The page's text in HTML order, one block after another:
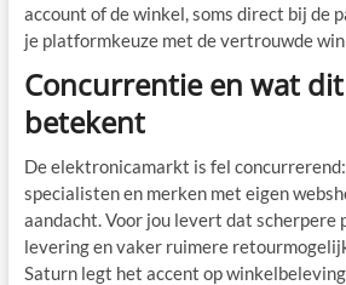
account of de winkel, soms direct bij de
je platformkeuze met de vertrouwde
Concurrentie en wat
betekent
De elektronicamarkt is fel
specialisten en merken met eigen
aandacht. Voor jou levert dat scherpere
levering en vaker ruimere
Saturn legt het accent op